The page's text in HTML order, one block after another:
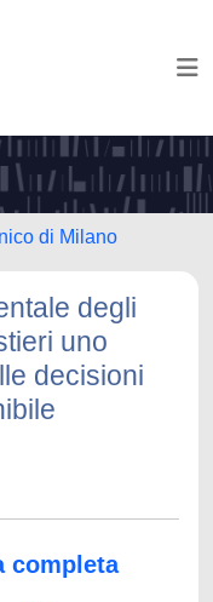
di Milano
degli
uno
decisioni
completa